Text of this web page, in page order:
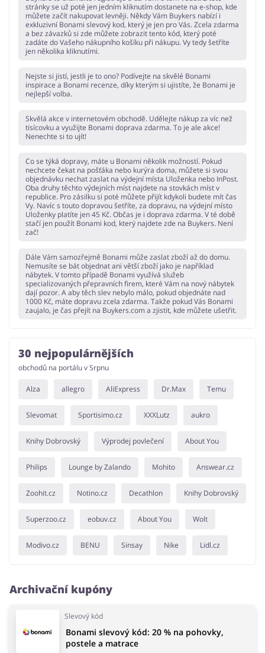
stránky se už poté jen jedním kliknutím dostanete na e-shop, kde
můžete začít nakupovat levněji. Někdy Vám Buykers nabízí i
exkluzivní Bonami slevový kod, který je jen pro Vás. Zcela zdarma
a bez závazků si zde můžete zobrazit tento kód, který poté
zadáte do Vašeho nákupního košíku při nákupu. Vy tedy šetříte
jen několika kliknutími.
Nejste si jistí, jestli je to ono? Podívejte na skvělé Bonami
inspirace a Bonami recenze, díky kterým si ujistíte, že Bonami je
nejlepší volba.
Skvělá akce v internetovém obchodě. Udělejte nákup za víc než
tisícovku a využijte Bonami doprava zdarma. To je ale akce!
Nenechte si to ujít!
Co se týká dopravy, máte u Bonami několik možností. Pokud
nechcete čekat na pošťáka nebo kurýra doma, můžete si svou
objednávku nechat zaslat na výdejní místa Uloženka nebo InPost.
Oba druhy těchto výdejních míst najdete na stovkách míst v
republice. Pro zásilku si poté můžete přijít kdykoli budete mít čas
Vy. Navíc s touto dopravou šetříte, za dopravu, na výdejní místo
Uloženky platíte jen 45 Kč. Občas je i doprava zdarma. V té době
stačí jen použít Bonami kod, který najdete zde na Buykers. Není
zač!
Dále Vám samozřejmě Bonami může zaslat zboží až do domu.
Nemusíte se bát objednat ani větší zboží jako je například
nábytek. V tomto případě Bonami využívá služeb
specializovaných přepravních firem, které Vám na nový nábytek
dají pozor. A aby těch slev nebylo málo, pokud objednáte nad
1000 Kč, máte dopravu zcela zdarma. Takže pokud Vás Bonami
zaujalo, je čas přejít na Buykers.com a zjistit, kde můžete ušetřit.
30 nejpopulárnějších
obchodů na portálu v Srpnu
Alza allegro AliExpress Dr.Max Temu
Slevomat Sportisimo.cz XXXLutz aukro
Knihy Dobrovský Výprodej povlečení About You
Philips Lounge by Zalando Mohito Answear.cz
Zoohit.cz Notino.cz Decathlon Knihy Dobrovský
Superzoo.cz eobuv.cz About You Wolt
Modivo.cz BENU Sinsay Nike Lidl.cz
Archivační kupóny
Slevový kód
Bonami slevový kód: 20 % na pohovky,
postele a matrace